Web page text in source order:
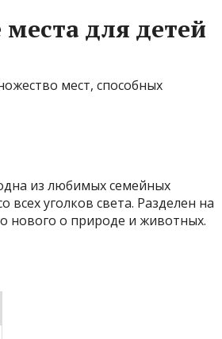
для детей
мест, способных
из любимых семейных
уголков света. Разделен на
нового о природе и животных.